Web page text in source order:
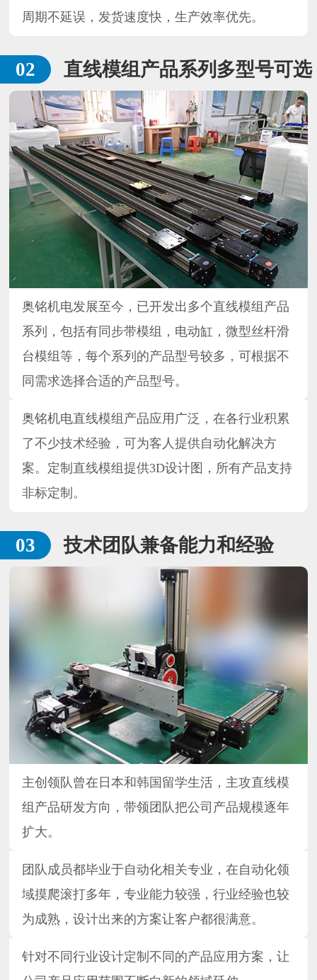
周期不延误，发货速度快，生产效率优先。
直线模组产品系列多型号可选
奥铭机电发展至今，已开发出多个直线模组产品
系列，包括有同步带模组，电动缸，微型丝杆滑
台模组等，每个系列的产品型号较多，可根据不
同需求选择合适的产品型号。
奥铭机电直线模组产品应用广泛，在各行业积累
了不少技术经验，可为客人提供自动化解决方
案。定制直线模组提供3D设计图，所有产品支持
非标定制。
技术团队兼备能力和经验
主创领队曾在日本和韩国留学生活，主攻直线模
组产品研发方向，带领团队把公司产品规模逐年
扩大。
团队成员都毕业于自动化相关专业，在自动化领
域摸爬滚打多年，专业能力较强，行业经验也较
为成熟，设计出来的方案让客户都很满意。
针对不同行业设计定制不同的产品应用方案，让